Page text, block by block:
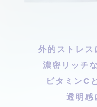
外的ストレス
濃密リッチ
ビタミンC
透明感